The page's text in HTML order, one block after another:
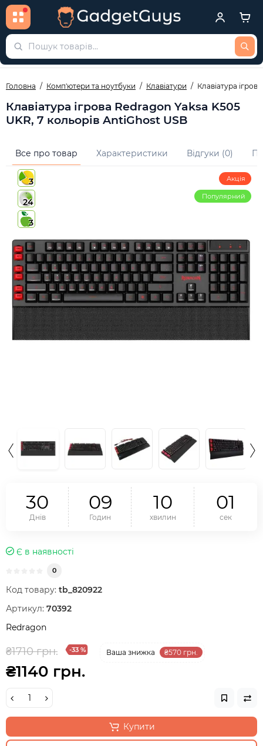
Головна Комп'ютери та ноутбуки Клавіатури Клавіатура
Клавіатура ігрова Redragon Yaksa K505
UKR, 7 кольорів AntiGhost USB
Все про товар Характеристики Відгуки (0)
3
24
3
Акція
Популярний
30
Днів
09
Годин
10
хвилин
00
сек
Є в наявності
0
Код товару: tb_820922
Артикул: 70392
Redragon
₴1710 грн. -33 % Ваша знижка ₴570 грн.
₴1140 грн.
Купити